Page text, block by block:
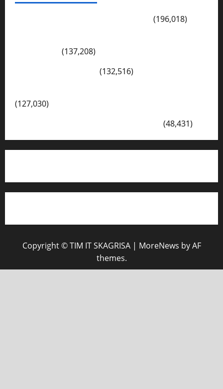
(196,018)
(137,208)
(132,516)
(127,030)
(48,431)
Copyright © TIM IT SKAGRISA | MoreNews by AF
themes.